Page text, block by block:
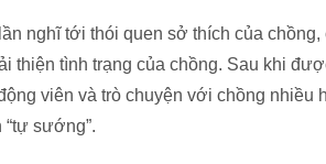
nghĩ tới thói quen sở thích của
thiện tình trạng của chồng. Sau khi
viên và trò chuyện với chồng nhiều
“tự sướng”.